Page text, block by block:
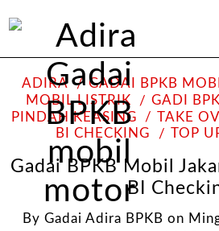
ADIRA GADAI BPKB
MOBIL LISTRIK
GADI
PINDAH KEASING
TAKE
BI CHECKING
TOP
Gadai BPKB Mobil
BI
By Gadai Adira BPKB on